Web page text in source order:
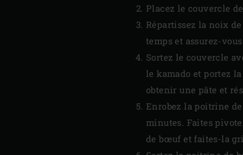
Placez le couvercle
Répartissez la noix
temps et assurez-
Sortez le couvercle
le kamado et portez
obtenir une pâte et
Enrobez la poitrine
minutes. Faites
de bœuf et faites-la